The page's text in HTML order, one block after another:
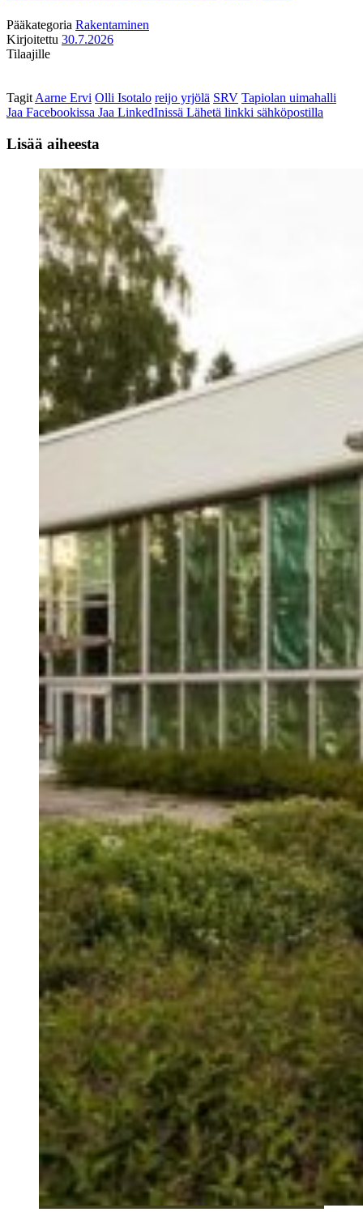
Pääkategoria Rakentaminen
Kirjoitettu 30.7.2026
Tilaajille
Tagit Aarne Ervi Olli Isotalo reijo yrjölä SRV Tapiolan uimahalli
Jaa Facebookissa Jaa LinkedInissä Lähetä linkki sähköpostilla
Lisää aiheesta